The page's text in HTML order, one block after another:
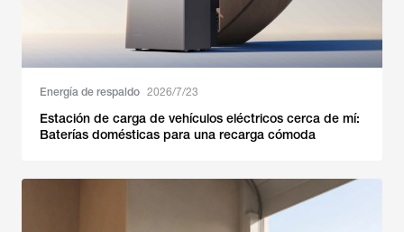
Energía de respaldo 2026/7/23
Estación de carga de vehículos eléctricos cerca de mí:
Baterías domésticas para una recarga cómoda